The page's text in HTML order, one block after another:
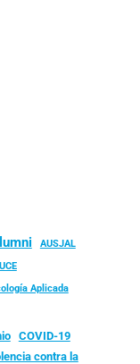
AUSJAL
Aplicada
COVID-19
contra la